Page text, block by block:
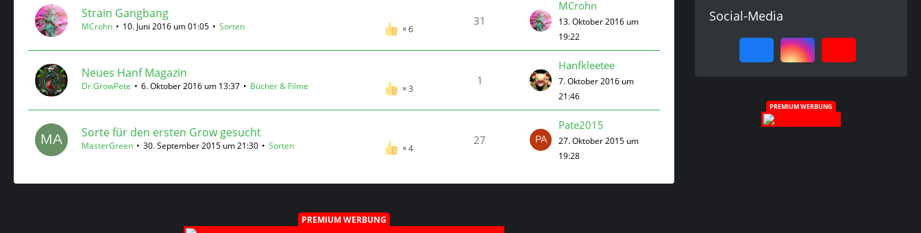
Strain Gangbang
6
MCrohn 10. Juni 2016 um 01:05 Sorten 31
MCrohn
13. Oktober 2016 um
19:22
Neues Hanf Magazin
3
Dr.GrowPete 6. Oktober 2016 um 13:37 Bücher & Filme 1
Hanfkleetee
7. Oktober 2016 um
21:46
Sorte für den ersten Grow gesucht
4
MasterGreen 30. September 2015 um 21:30 Sorten 27
Pate2015
27. Oktober 2015 um
19:28
PREMIUM WERBUNG
Social-Media
PREMIUM WERBUNG